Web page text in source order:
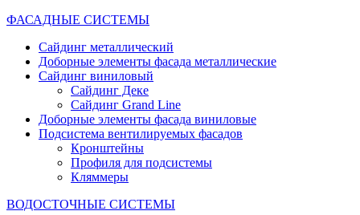
ФАСАДНЫЕ СИСТЕМЫ
Сайдинг металлический
Доборные элементы фасада металлические
Сайдинг виниловый
Сайдинг Деке
Сайдинг Grand Line
Доборные элементы фасада виниловые
Подсистема вентилируемых фасадов
Кронштейны
Профиля для подсистемы
Кляммеры
ВОДОСТОЧНЫЕ СИСТЕМЫ